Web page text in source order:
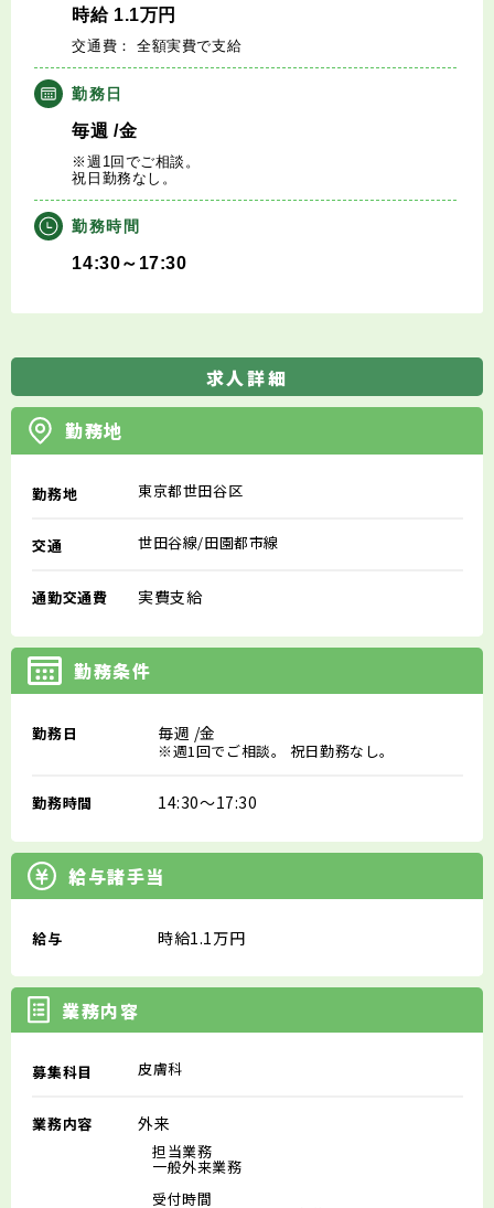
データで見る医師の平均年収
医師に役立つ取材記事
大学医局紹介
時給1.1万円
交通費： 全額実費で支給
勤務日
毎週 /金
※週1回でご相談。
祝日勤務なし。
勤務時間
14:30～17:30
求人詳細
勤務地
勤務地 東京都世田谷区
交通 世田谷線/田園都市線
通勤交通費 実費支給
勤務条件
勤務日 毎週 /金
※週1回でご相談。 祝日勤務なし。
勤務時間 14:30～17:30
給与諸手当
給与 時給1.1万円
業務内容
募集科目 皮膚科
業務内容 外来
担当業務
一般外来業務
受付時間